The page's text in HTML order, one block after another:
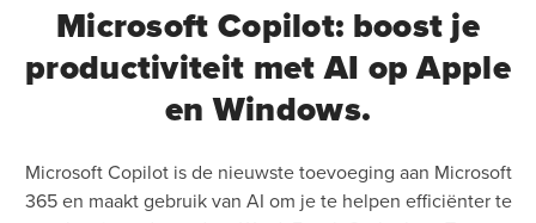
Microsoft Copilot: boost je
productiviteit met AI op Apple
en Windows.
Microsoft Copilot is de nieuwste toevoeging aan Microsoft
365 en maakt gebruik van AI om je te helpen efficiënter te